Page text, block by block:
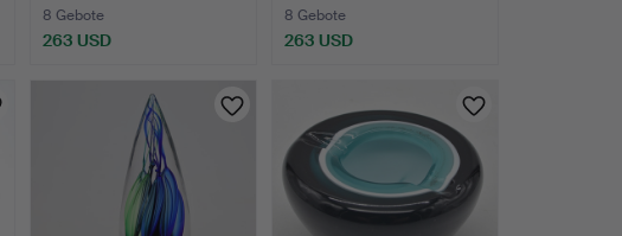
8 Gebote
263 USD
8 Gebote
263 USD